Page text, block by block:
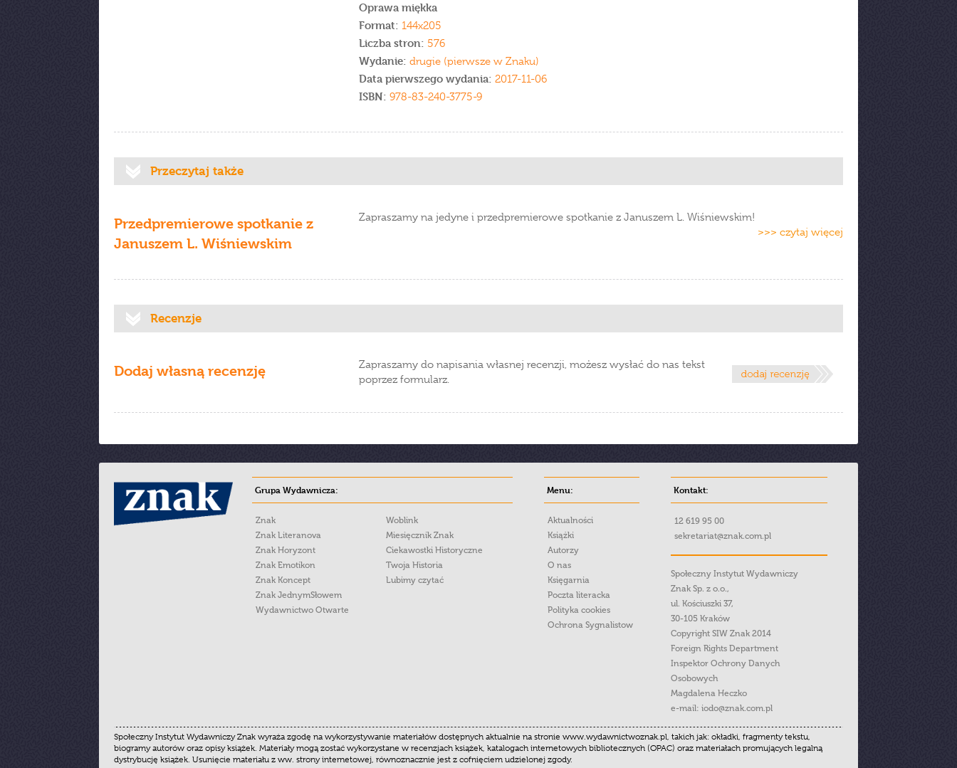
Oprawa miękka
Format: 144x205
Liczba stron: 576
Wydanie: drugie (pierwsze w Znaku)
Data pierwszego wydania: 2017-11-06
ISBN: 978-83-240-3775-9
Przeczytaj także
Przedpremierowe spotkanie z
Januszem L. Wiśniewskim
Zapraszamy na jedyne i przedpremierowe spotkanie z Januszem L. Wiśniewskim!
>>> czytaj więcej
Recenzje
Dodaj własną recenzję
Zapraszamy do napisania własnej recenzji, możesz wysłać do nas tekst
poprzez formularz.
Grupa Wydawnicza:
Znak
Znak Literanova
Znak Horyzont
Znak Emotikon
Znak Koncept
Znak JednymSłowem
Wydawnictwo Otwarte
Woblink
Miesięcznik Znak
Ciekawostki Historyczne
Twoja Historia
Lubimy czytać
Menu:
Aktualności
Książki
Autorzy
O nas
Księgarnia
Poczta literacka
Polityka cookies
Ochrona Sygnalistow
Kontakt:
12 619 95 00
sekretariat@znak.com.pl
Społeczny Instytut Wydawniczy
Znak Sp. z o.o.,
ul. Kościuszki 37,
30-105 Kraków
Copyright SIW Znak 2014
Foreign Rights Department
Inspektor Ochrony Danych
Osobowych
Magdalena Heczko
e-mail: iodo@znak.com.pl
Społeczny Instytut Wydawniczy Znak wyraża zgodę na wykorzystywanie materiałów dostępnych aktualnie na stronie www.wydawnictwoznak.pl, takich jak: okładki, fragmenty tekstu,
biogramy autorów oraz opisy książek. Materiały mogą zostać wykorzystane w recenzjach książek, katalogach internetowych bibliotecznych (OPAC) oraz materiałach promujących legalną
dystrybucję książek. Usunięcie materiału z ww. strony internetowej, równoznacznie jest z cofnięciem udzielonej zgody.